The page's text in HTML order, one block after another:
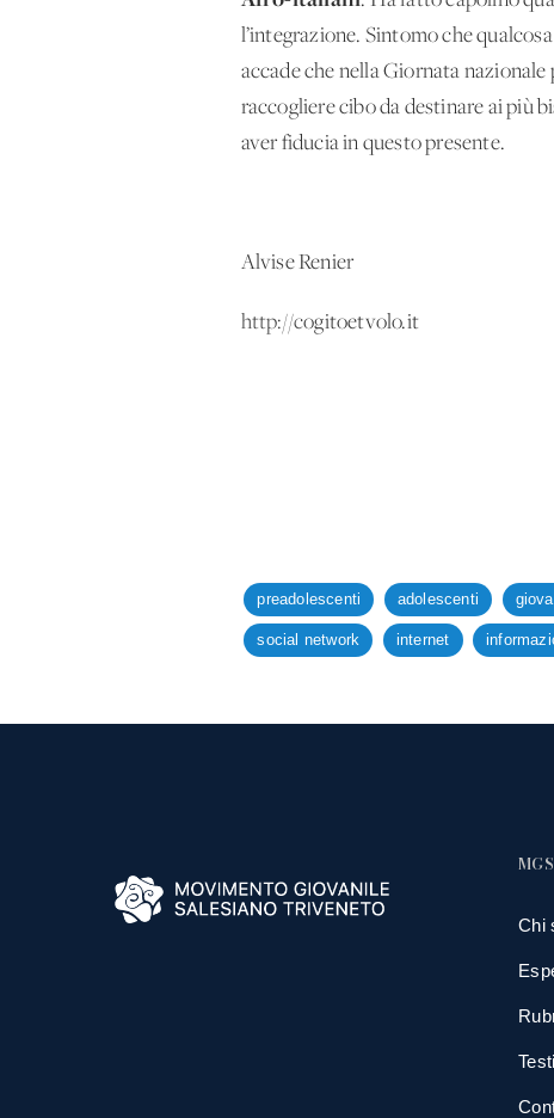
l’integrazione. Sintomo che
accade che nella Giornata
raccogliere cibo da destinare ai più
aver fiducia in questo presente.
Alvise Renier
http://cogitoetvolo.it
preadolescenti adolescenti
social network internet
Chi